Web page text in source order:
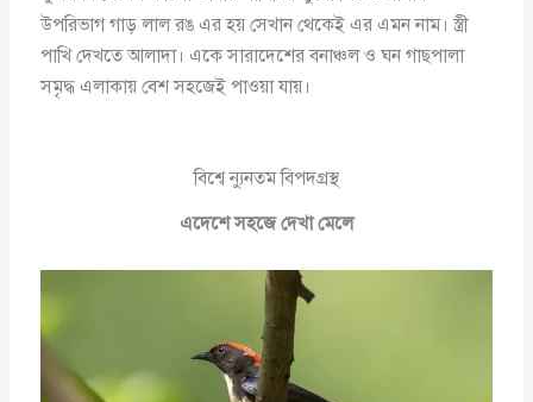
উপরিভাগ গাড় লাল রঙ এর হয় সেখান থেকেই এর এমন নাম। স্ত্রী
পাখি দেখতে আলাদা। একে সারাদেশের বনাঞ্চল ও ঘন গাছপালা
সমৃদ্ধ এলাকায় বেশ সহজেই পাওয়া যায়।
বিশ্বে ন্যুনতম বিপদগ্রস্থ
এদেশে সহজে দেখা মেলে